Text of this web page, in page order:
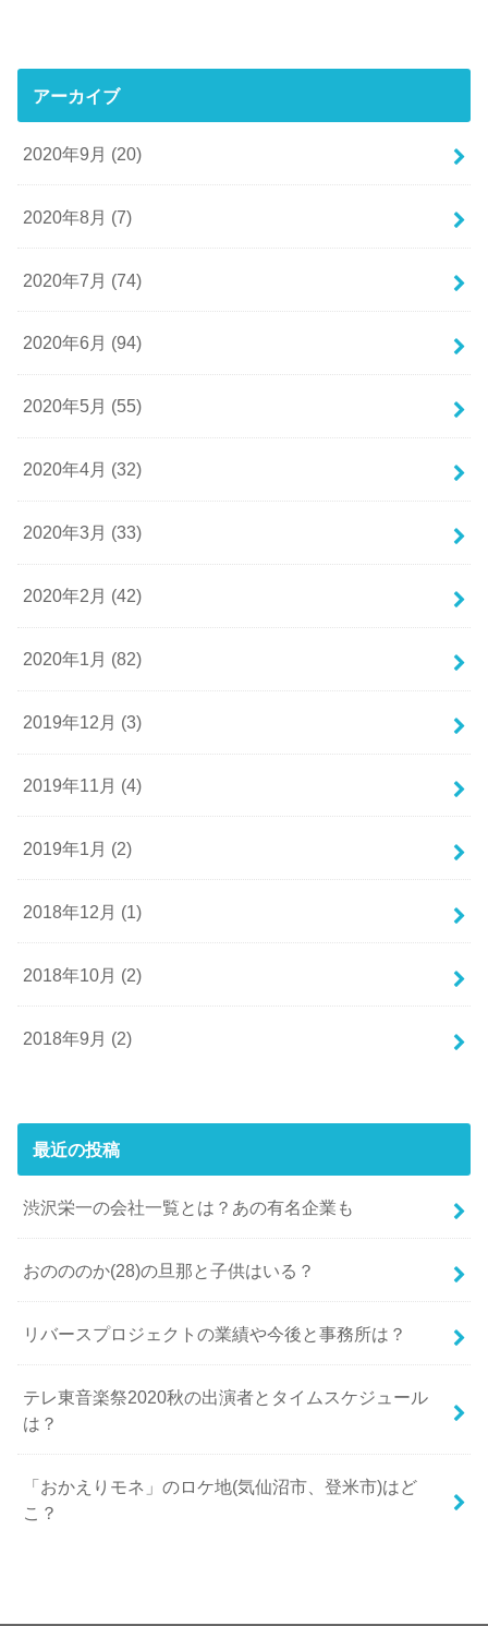
アーカイブ
2020年9月 (20)
2020年8月 (7)
2020年7月 (74)
2020年6月 (94)
2020年5月 (55)
2020年4月 (32)
2020年3月 (33)
2020年2月 (42)
2020年1月 (82)
2019年12月 (3)
2019年11月 (4)
2019年1月 (2)
2018年12月 (1)
2018年10月 (2)
2018年9月 (2)
最近の投稿
渋沢栄一の会社一覧とは？あの有名企業も
おのののか(28)の旦那と子供はいる？
リバースプロジェクトの業績や今後と事務所は？
テレ東音楽祭2020秋の出演者とタイムスケジュール
は？
「おかえりモネ」のロケ地(気仙沼市、登米市)はど
こ？